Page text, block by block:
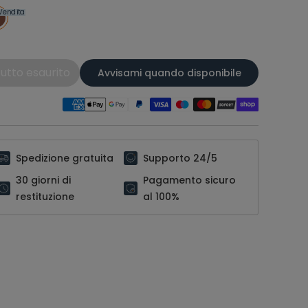
Avvisami quando disponibile
Spedizione gratuita
Supporto 24/5
30 giorni di
restituzione
Pagamento sicuro
al 100%